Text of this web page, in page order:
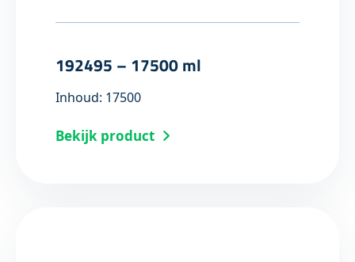
192495 – 17500 ml
Inhoud: 17500
Bekijk product